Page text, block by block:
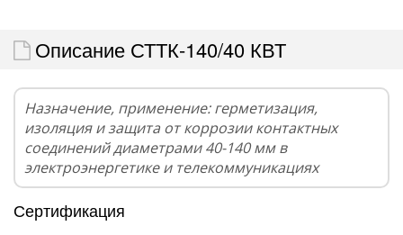
Описание СТТК-140/40 КВТ
Назначение, применение: герметизация,
изоляция и защита от коррозии контактных
соединений диаметрами 40-140 мм в
электроэнергетике и телекоммуникациях
Сертификация